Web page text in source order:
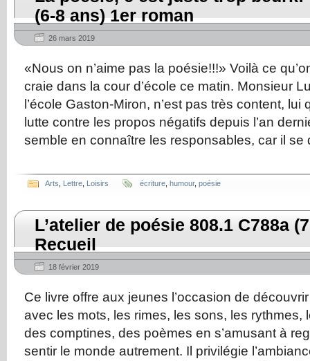
(6-8 ans) 1er roman
26 mars 2019
«Nous on n’aime pas la poésie!!!» Voilà ce
craie dans la cour d’école ce matin. Monsieur
l’école Gaston-Miron, n’est pas très content, lui
lutte contre les propos négatifs depuis l’an
semble en connaître les responsables, car il
Arts Lettre Loisirs écriture humour, poésie
L’atelier de poésie 808.1 C788a
Recueil
18 février 2019
Ce livre offre aux jeunes l’occasion de
avec les mots, les rimes, les sons, les rythmes,
des comptines, des poèmes en s’amusant à
sentir le monde autrement. Il privilégie